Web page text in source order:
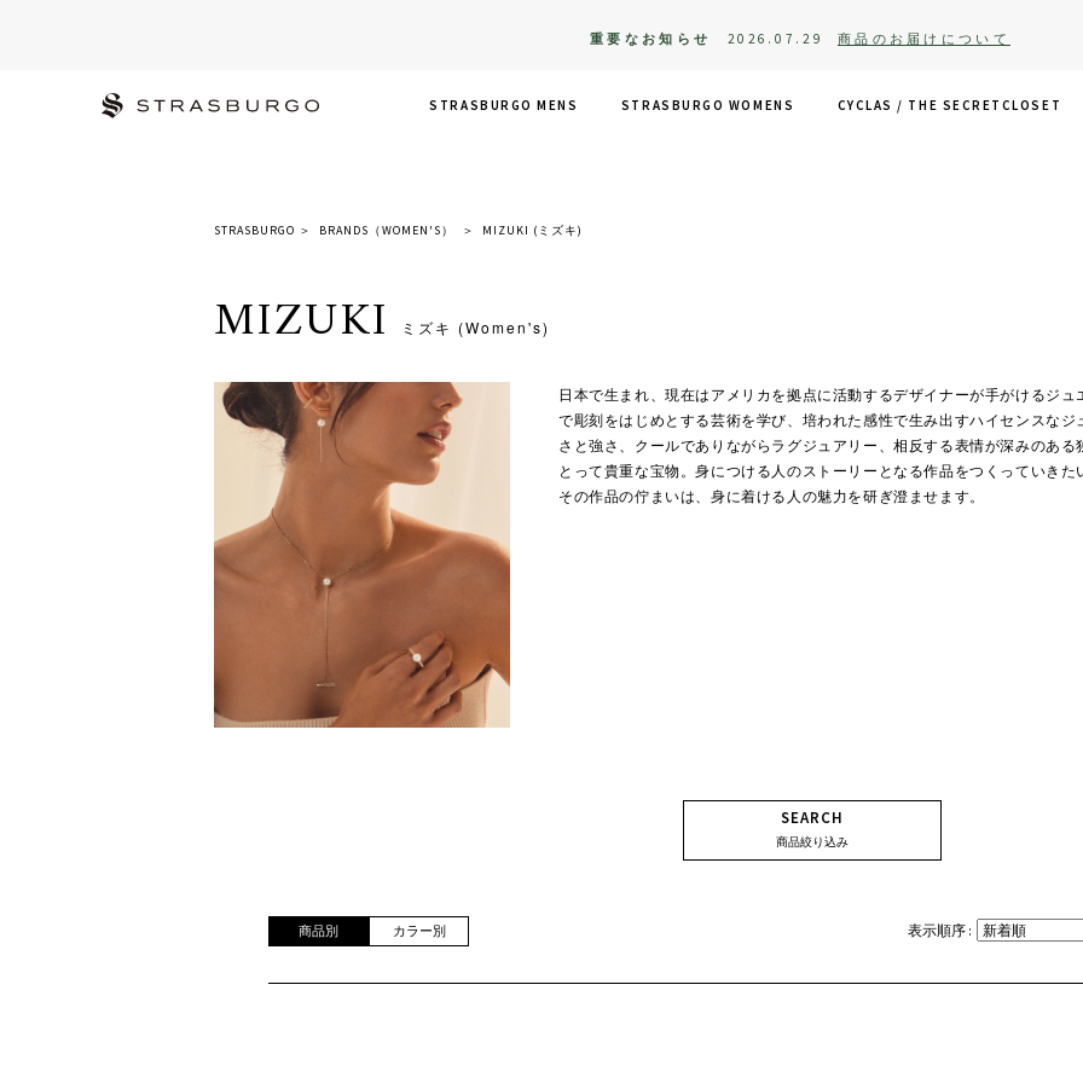
重要なお知らせ 2026.07.29
商品のお届けについて
STRASBURGO MENS STRASBURGO WOMENS CYCLAS / THE SECRETCLOSET
STRASBURGO ＞ BRANDS（WOMEN'S） ＞ MIZUKI (ミズキ)
MIZUKI ミズキ (Women's)
日本で生まれ、現在はアメリカを拠点に活動するデザイナーが手がけるジ
で彫刻をはじめとする芸術を学び、培われた感性で生み出すハイセンスな
さと強さ、クールでありながらラグジュアリー、相反する表情が深みのあ
とって貴重な宝物。身につける人のストーリーとなる作品をつくっていき
その作品の佇まいは、身に着ける人の魅力を研ぎ澄ませます。
SEARCH
商品絞り込み
商品別 カラー別 表示順序 :